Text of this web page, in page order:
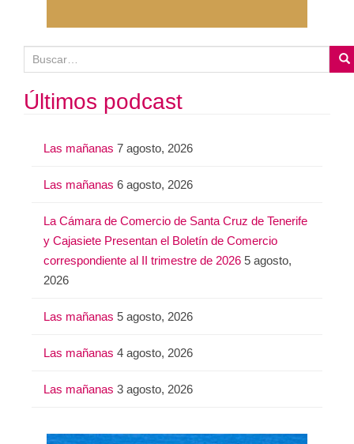
u
sÚltimos podcast
Las mañanas 7 agosto, 2026
Las mañanas 6 agosto, 2026
La Cámara de Comercio de Santa Cruz de Tenerife
y Cajasiete Presentan el Boletín de Comercio
correspondiente al II trimestre de 2026 5 agosto,
2026
Las mañanas 5 agosto, 2026
Las mañanas 4 agosto, 2026
Las mañanas 3 agosto, 2026